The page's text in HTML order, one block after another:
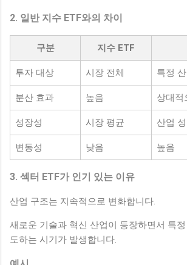
2. 일반 지수 ETF와의 차이
구분 지수 ETF
투자 대상 시장 전체 특정
분산 효과 높음 상대적
성장성 시장 평균 산업
변동성 낮음 높음
3. 섹터 ETF가 인기 있는 이유
산업 구조는 지속적으로 변화합니다.
새로운 기술과 혁신 산업이 등장하면서 특
도하는 시기가 발생합니다.